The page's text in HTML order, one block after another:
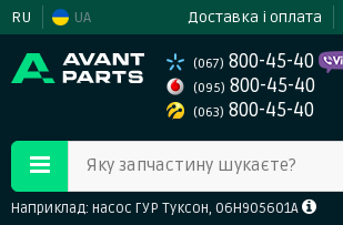
RU UA Доставка і оплата
(067) 800-45-40
(095) 800-45-40
(063) 800-45-40
Яку запчастину шукаєте?
Наприклад: насос ГУР Туксон, 06H905601A